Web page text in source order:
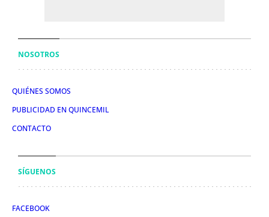
NOSOTROS
QUIÉNES SOMOS
PUBLICIDAD EN QUINCEMIL
CONTACTO
SÍGUENOS
FACEBOOK